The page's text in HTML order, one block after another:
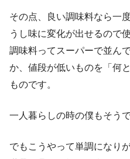
その点、良い調味料なら一
うし味に変化が出せるので
調味料ってスーパーで並ん
か、値段が低いものを「何
ものです。
一人暮らしの時の僕もそうで
でもこうやって単調になり